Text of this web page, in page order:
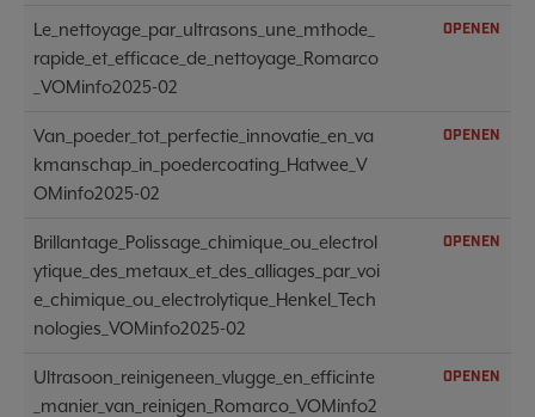
Le_nettoyage_par_ultrasons_une_mthode_
rapide_et_efficace_de_nettoyage_Romarco
_VOMinfo2025-02
OPENEN
Van_poeder_tot_perfectie_innovatie_en_va
kmanschap_in_poedercoating_Hatwee_V
OMinfo2025-02
OPENEN
Brillantage_Polissage_chimique_ou_electrol
ytique_des_metaux_et_des_alliages_par_voi
e_chimique_ou_electrolytique_Henkel_Tech
nologies_VOMinfo2025-02
OPENEN
Ultrasoon_reinigeneen_vlugge_en_efficinte
_manier_van_reinigen_Romarco_VOMinfo2
OPENEN